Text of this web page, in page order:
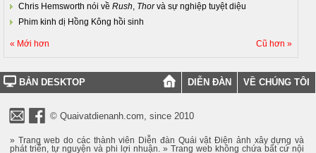
Chris Hemsworth nói về Rush Thorvà sự nghiệp tuyệt diệu
Phim kinh dị Hồng Kông hồi sinh
« Mới hơn Cũ hơn »
BẢN DESKTOP DIỄN ĐÀN VỀ CHÚNG TÔI
© Quaivatdienanh.com, since 2010
» Trang web do các thành viên Diễn đàn Quái vật Điện ảnh xây dựng và
phát triển, tự nguyện và phi lợi nhuận. » Trang web không chứa bất cứ nội